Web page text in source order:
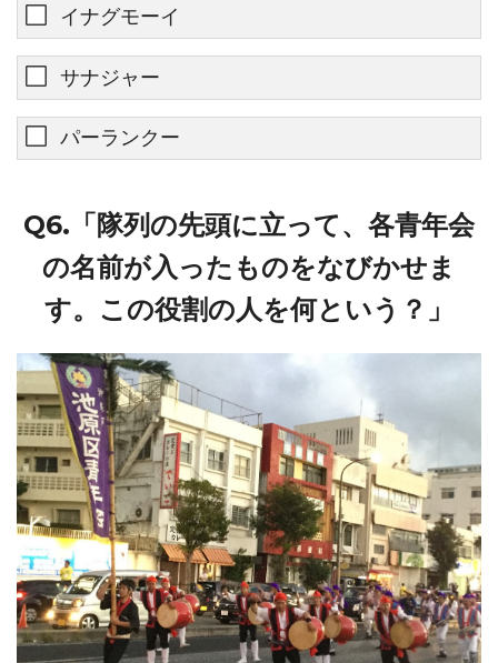
イナグモーイ
サナジャー
パーランクー
Q6.「隊列の先頭に立って、各青年会
の名前が入ったものをなびかせま
す。この役割の人を何という？」